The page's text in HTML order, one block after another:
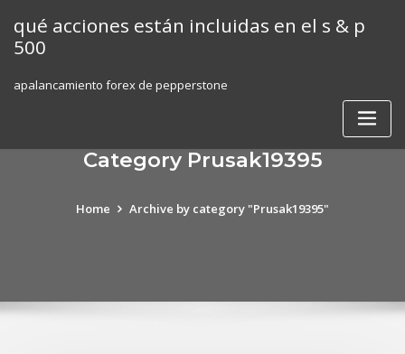
content
qué acciones están incluidas en el s & p
500
apalancamiento forex de pepperstone
Category Prusak19395
Home Archive by category "Prusak19395"